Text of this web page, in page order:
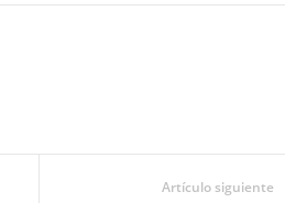
Artículo siguiente